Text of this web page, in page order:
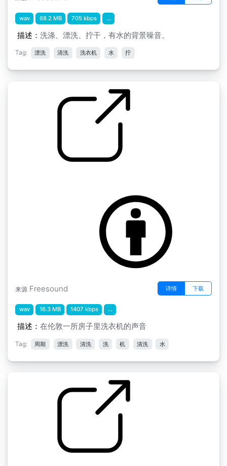
wav 68.2 MB 705 kbps ...
描述： 洗涤、漂洗、拧干，有水的背景噪音。
Tag: 漂洗 清洗 洗衣机 水 拧
来源 Freesound 详情 下载
wav 16.3 MB 1407 kbps ...
描述： 在伦敦一所房子里洗衣机的声音
Tag: 周期 漂洗 清洗 洗 机 清洗 水